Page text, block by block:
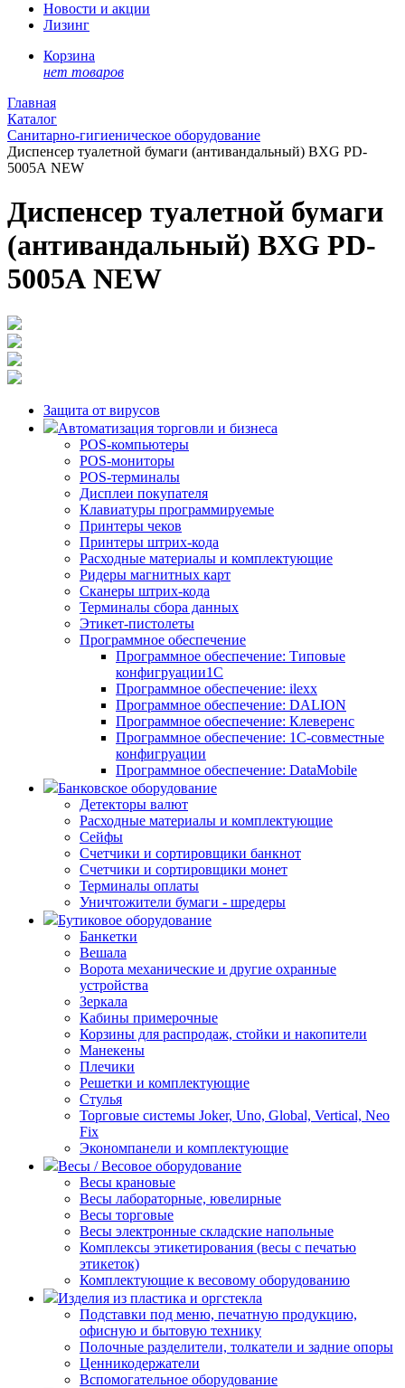
Новости и акции
Лизинг
Корзина
нет товаров
Главная
Каталог
Санитарно-гигиеническое оборудование
Диспенсер туалетной бумаги (антивандальный) BXG PD-
5005А NEW
Диспенсер туалетной бумаги
(антивандальный) BXG PD-
5005А NEW
Защита от вирусов
Автоматизация торговли и бизнеса
POS-компьютеры
POS-мониторы
POS-терминалы
Дисплеи покупателя
Клавиатуры программируемые
Принтеры чеков
Принтеры штрих-кода
Расходные материалы и комплектующие
Ридеры магнитных карт
Сканеры штрих-кода
Терминалы сбора данных
Этикет-пистолеты
Программное обеспечение
Программное обеспечение: Типовые
конфигруации1С
Программное обеспечение: ilexx
Программное обеспечение: DALION
Программное обеспечение: Клеверенс
Программное обеспечение: 1С-совместные
конфигруации
Программное обеспечение: DataMobile
Банковское оборудование
Детекторы валют
Расходные материалы и комплектующие
Сейфы
Счетчики и сортировщики банкнот
Счетчики и сортировщики монет
Терминалы оплаты
Уничтожители бумаги - шредеры
Бутиковое оборудование
Банкетки
Вешала
Ворота механические и другие охранные
устройства
Зеркала
Кабины примерочные
Корзины для распродаж, стойки и накопители
Манекены
Плечики
Решетки и комплектующие
Стулья
Торговые системы Joker, Uno, Global, Vertical, Neo
Fix
Экономпанели и комплектующие
Весы / Весовое оборудование
Весы крановые
Весы лабораторные, ювелирные
Весы торговые
Весы электронные складские напольные
Комплексы этикетирования (весы с печатью
этикеток)
Комплектующие к весовому оборудованию
Изделия из пластика и оргстекла
Подставки под меню, печатную продукцию,
офисную и бытовую технику
Полочные разделители, толкатели и задние опоры
Ценникодержатели
Вспомогательное оборудование